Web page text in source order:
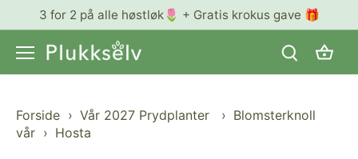
til
innhold
3 for 2 på alle høstløk🌷 + Gratis krokus gave 🎁
Forside › Vår 2027 Prydplanter › Blomsterknoll
vår › Hosta